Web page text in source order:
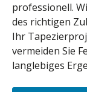
professionell.
des richtigen
Ihr
vermeiden Sie
langlebiges